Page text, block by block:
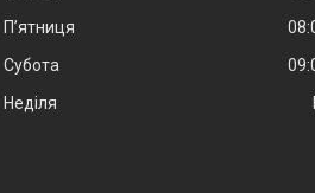
Пʼятниця
Субота
Неділя